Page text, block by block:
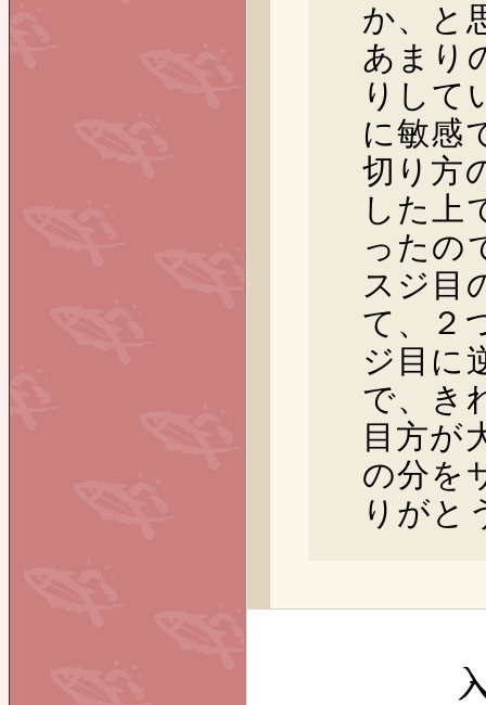
か、と
あまり
りして
に敏感
切り方
した上
ったの
スジ目
て、２
ジ目に
で、き
目方が
の分を
りがと